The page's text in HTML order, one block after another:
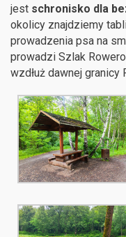
jest schronisko dla
okolicy znajdziemy
prowadzenia psa na
prowadzi Szlak
wzdłuż dawnej